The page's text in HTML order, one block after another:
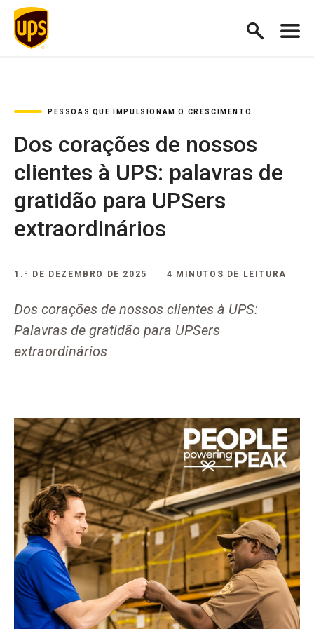
PESSOAS QUE IMPULSIONAM O CRESCIMENTO
Dos corações de nossos
clientes à UPS: palavras de
gratidão para UPSers
extraordinários
1.º DE DEZEMBRO DE 2025 4 MINUTOS DE LEITURA
Dos corações de nossos clientes à UPS:
Palavras de gratidão para UPSers
extraordinários